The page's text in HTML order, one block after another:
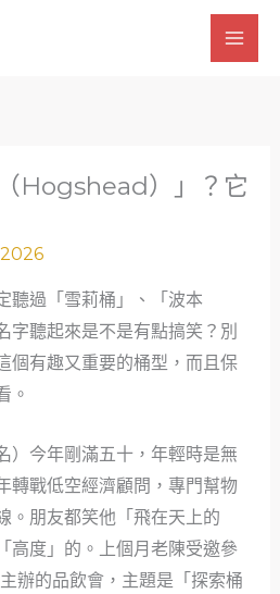
Hogshead）」？它
2026
聽過「雪莉桶」、「波本
字聽起來是不是有點搞笑？別
個有趣又重要的桶型，而且保
。
）今年剛滿五十，年輕時是無
轉戰低空經濟顧問，專門幫物
。朋友都笑他「飛在天上的
高度」的。上個月老陳受邀參
主辦的品飲會，主題是「探索桶